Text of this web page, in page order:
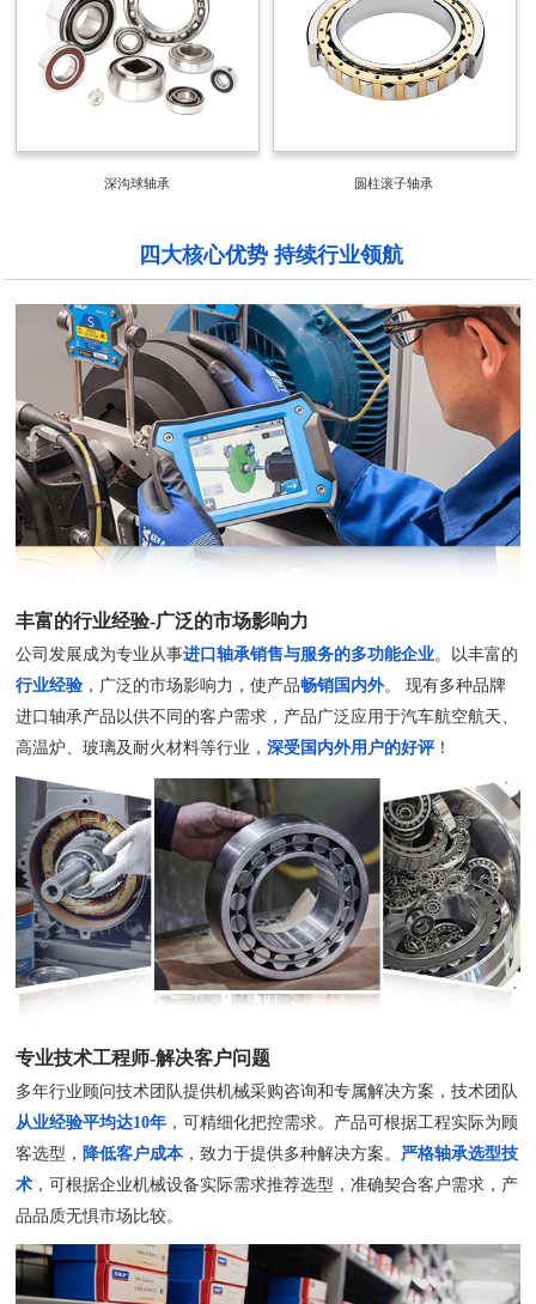
深沟球轴承 圆柱滚子轴承
四大核心优势 持续行业领航
丰富的行业经验-广泛的市场影响力
公司发展成为专业从事进口轴承销售与服务的多功能企业。以丰富的
行业经验 ，广泛的市场影响力，使产品畅销国内外。 现有多种品牌
进口轴承产品以供不同的客户需求，产品广泛应用于汽车航空航天、
高温炉、玻璃及耐火材料等行业，深受国内外用户的好评！
专业技术工程师-解决客户问题
多年行业顾问技术团队提供机械采购咨询和专属解决方案，技术团队
从业经验平均达10年 ，可精细化把控需求。产品可根据工程实际为顾
客选型， 降低客户成本，致力于提供多种解决方案。 严格轴承选型技
术 ，可根据企业机械设备实际需求推荐选型，准确契合客户需求，产
品品质无惧市场比较。